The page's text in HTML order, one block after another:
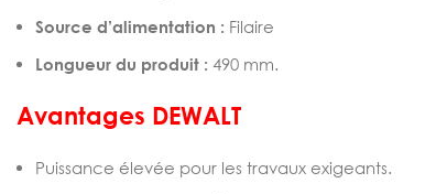
Source d’alimentation : Filaire
Longueur du produit : 490 mm.
Avantages DEWALT
Puissance élevée pour les travaux exigeants.